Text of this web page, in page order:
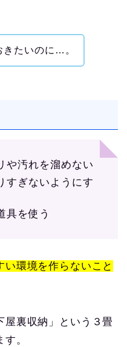
きたいのに…。
や汚れを溜めない
すぎないようにす
具を使う
い環境を作らないこと
屋裏収納」という３畳
。